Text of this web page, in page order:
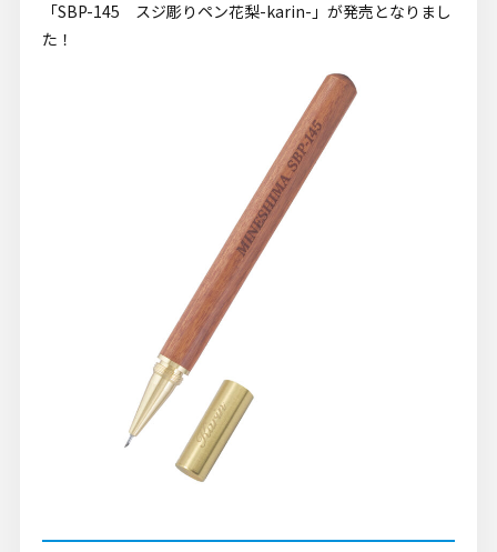
「SBP-145 スジ彫りペン花梨-karin-」が発売となりまし
た！